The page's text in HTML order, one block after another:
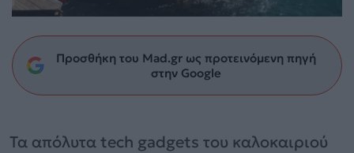
Προσθήκη του Mad.gr ως προτεινόμενη πηγή
στην Google
Τα απόλυτα tech gadgets του καλοκαιριού